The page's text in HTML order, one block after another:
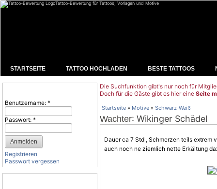
Tattoo-Bewertung für Tattoos, Vorlagen und Motive
STARTSEITE TATTOO HOCHLADEN BESTE TATTOOS
Benutzername: *
Passwort: *
Registrieren
Passwort vergessen
Die Suchfunktion gibt's nur noch für
Doch für die Gäste gibt es hier eine Seite
Startseite » Motive » Schwarz-Weiß
Wachter: Wikinger Schädel
Dauer ca 7 Std , Schmerzen teils extrem
auch noch ne ziemlich nette Erkältung